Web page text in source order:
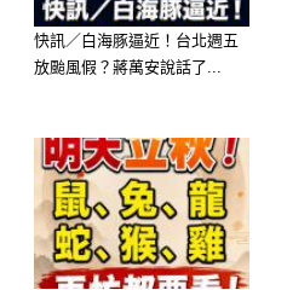
巨蟹天生敏感，對
能在他心裡留下痕
尤其當傷害來自最信
往需要很長時間才
年後表面已經放下
快訊／白海豚逼近！台北週五
放颱風假？蔣萬安說話了...